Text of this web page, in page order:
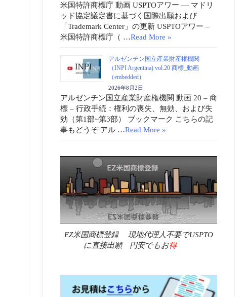
米国特許商標庁 動画 USPTOアワー ― マドリ
ッド協定議定書に基づく国際出願および
「Trademark Center」の更新 USPTOアワー –
米国特許商標庁（ …Read More »
アルゼンチン国立産業財産権機関
（INPI Argentina) vol.20 商標_動画
（embedded）
2026年8月2日
アルゼンチン国立産業財産権機関 動画 20 – 商
標 – 行政手続：権利の喪失、無効、および失
効（第1部~第3部） ブックマーク こちらの記
事もどうぞ アル …Read More »
EZ米国商標登録 現地代理人不要でUSPTO
に直接出願 円安でもお得